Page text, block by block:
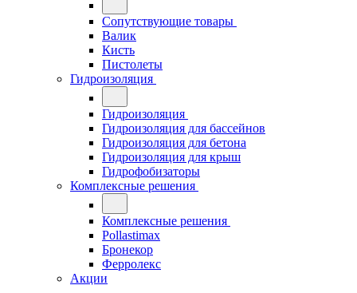
Сопутствующие товары
Валик
Кисть
Пистолеты
Гидроизоляция
Гидроизоляция
Гидроизоляция для бассейнов
Гидроизоляция для бетона
Гидроизоляция для крыш
Гидрофобизаторы
Комплексные решения
Комплексные решения
Pollastimax
Бронекор
Ферролекс
Акции